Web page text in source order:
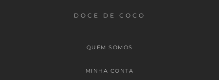
DOCE DE COCO
QUEM SOMOS
MINHA CONTA